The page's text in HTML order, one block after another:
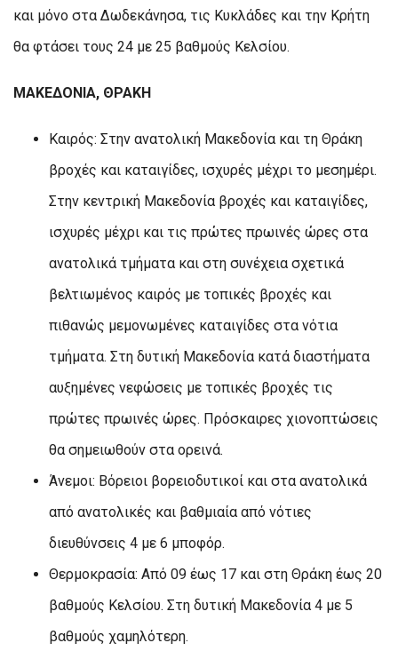
και μόνο στα Δωδεκάνησα, τις Κυκλάδες και την Κρήτη
θα φτάσει τους 24 με 25 βαθμούς Κελσίου.
ΜΑΚΕΔΟΝΙΑ, ΘΡΑΚΗ
Καιρός: Στην ανατολική Μακεδονία και τη Θράκη
βροχές και καταιγίδες, ισχυρές μέχρι το μεσημέρι.
Στην κεντρική Μακεδονία βροχές και καταιγίδες,
ισχυρές μέχρι και τις πρώτες πρωινές ώρες στα
ανατολικά τμήματα και στη συνέχεια σχετικά
βελτιωμένος καιρός με τοπικές βροχές και
πιθανώς μεμονωμένες καταιγίδες στα νότια
τμήματα. Στη δυτική Μακεδονία κατά διαστήματα
αυξημένες νεφώσεις με τοπικές βροχές τις
πρώτες πρωινές ώρες. Πρόσκαιρες χιονοπτώσεις
θα σημειωθούν στα ορεινά.
Άνεμοι: Βόρειοι βορειοδυτικοί και στα ανατολικά
από ανατολικές και βαθμιαία από νότιες
διευθύνσεις 4 με 6 μποφόρ.
Θερμοκρασία: Από 09 έως 17 και στη Θράκη έως 20
βαθμούς Κελσίου. Στη δυτική Μακεδονία 4 με 5
βαθμούς χαμηλότερη.